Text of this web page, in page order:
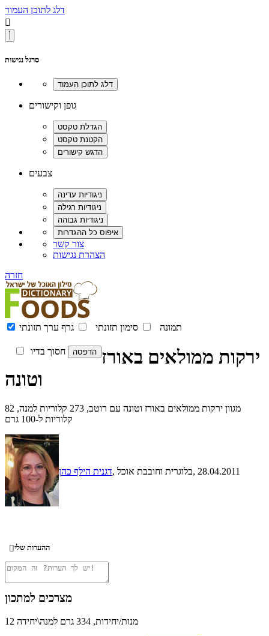
דלג לתוכן העמוד

סרגל נגישות
גופן וקישורים
צבעים
צור קשר
הצהרת נגישות
חזרה
תמונה סימון תזונתי גרף ערך תזונתי
חסוך בדיו
ירקות ממולאים באורז
וטונה
מגוון ירקות ממולאים באורז וטונה עם רוטב, 273 קלוריות למנה, 82
קלוריות ל-100 גרם
דגנית הילף כהן , בלוגרית וחובבת אוכל, 28.04.2011
ההערות שלי
מצרכים למתכון
12 מנות/יחידות, 334 גרם למנה\יחידה